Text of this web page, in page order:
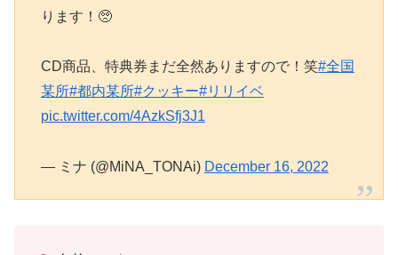
ります！🥺
CD商品、特典券まだ全然ありますので！笑#全国
某所#都内某所#クッキー#リリイベ
pic.twitter.com/4AzkSfj3J1
— ミナ (@MiNA_TONAi) December 16, 2022